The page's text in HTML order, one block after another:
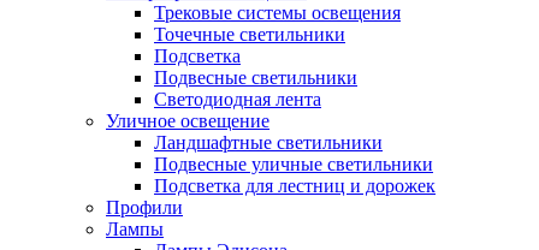
Трековые системы освещения
Точечные светильники
Подсветка
Подвесные светильники
Светодиодная лента
Уличное освещение
Ландшафтные светильники
Подвесные уличные светильники
Подсветка для лестниц и дорожек
Профили
Лампы